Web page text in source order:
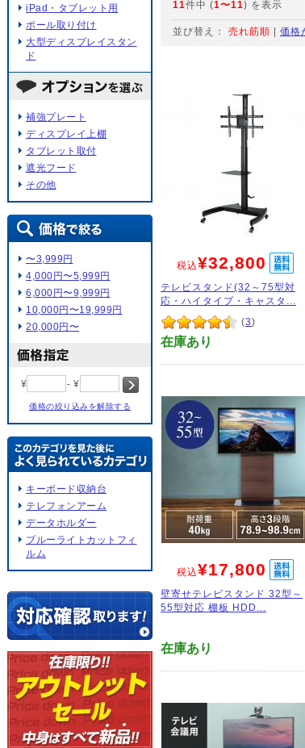
iPad・タブレット用
ポール取り付け
大型ディスプレイスタン
ド
補強プレート
ディスプレイ上棚
タブレット取付
遮光フード
その他
〜3,999円
4,000円〜5,999円
6,000円〜9,999円
10,000円〜19,999円
20,000円〜
¥ - ¥
価格の絞り込みを解除する
キーボード収納台
テレフォンアーム
データホルダー
ブルーライトカットフィ
ルム
11件中 (1〜11) を表示
並び替え： 売れ筋順 | 価格
税込¥32,800
テレビスタンド(32～75型対
応・ハイタイプ・キャスタ...
(3)
在庫あり
税込¥17,800
壁寄せテレビスタンド 32型～
55型対応 棚板 HDD...
在庫あり